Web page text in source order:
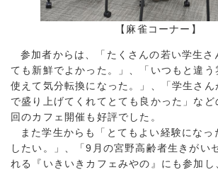
【麻雀コーナー】
参加者からは、「たくさんの若い学生さ
ても新鮮でよかった。」、「いつもと違う
使えて気分転換になった。」、「学生さ
で盛り上げてくれてとても良かった」など
回のカフェ開催も好評でした。
また学生からも「とてもよい経験になっ
したい。」、「9月の宮野高齢者生きがい
れる『いきいきカフェみやの』にも参加し